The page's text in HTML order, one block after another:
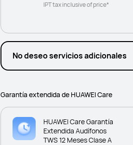
IPT tax inclusive of price*
No deseo servicios adicionales
Garantía extendida de HUAWEI Care
HUAWEI Care Garantía
Extendida Audífonos
TWS 12 Meses Clase A